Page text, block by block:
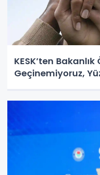
KESK’ten
Geçinemiyoruz,